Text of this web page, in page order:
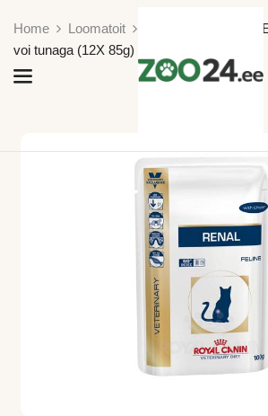
Home Loomatoit
VHN Royal Canin
voi tunaga (12X 85g) kass